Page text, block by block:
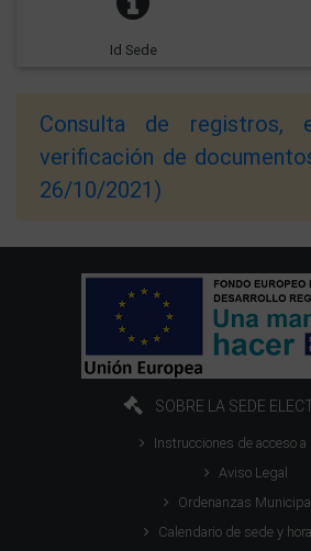
Id Sede
Consulta de registros,
verificación de
26/10/2021)
SOBRE LA SEDE
Instrucciones de acceso a
Aviso Legal
Ordenanzas
Calendario de sede y